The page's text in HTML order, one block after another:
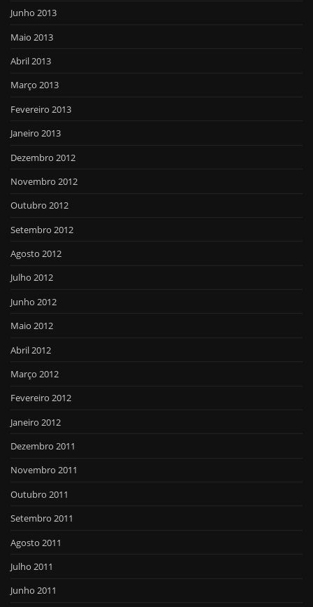
Junho 2013
Maio 2013
Abril 2013
Março 2013
Fevereiro 2013
Janeiro 2013
Dezembro 2012
Novembro 2012
Outubro 2012
Setembro 2012
Agosto 2012
Julho 2012
Junho 2012
Maio 2012
Abril 2012
Março 2012
Fevereiro 2012
Janeiro 2012
Dezembro 2011
Novembro 2011
Outubro 2011
Setembro 2011
Agosto 2011
Julho 2011
Junho 2011